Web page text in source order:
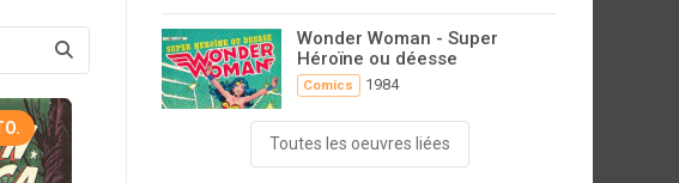
Wonder Woman - Super
Héroïne ou déesse
Comics 1984
Toutes les oeuvres liées